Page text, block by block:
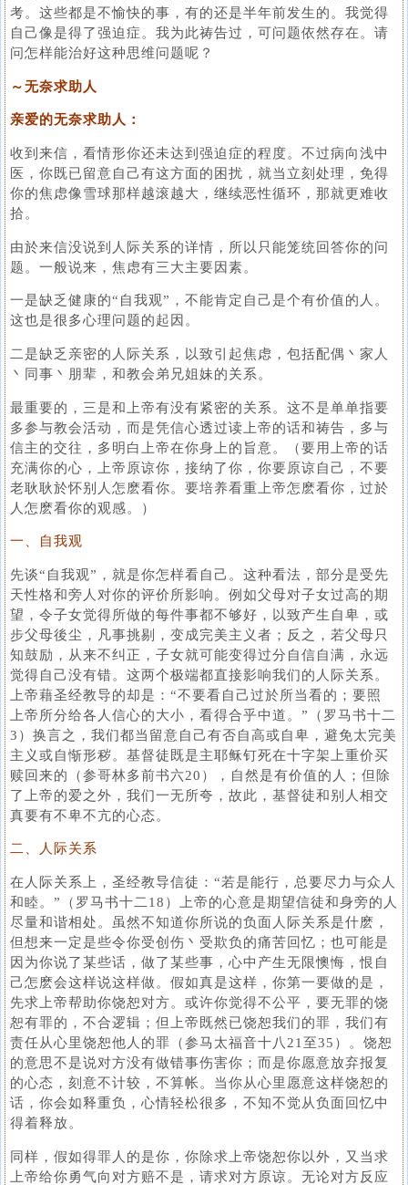
考。这些都是不愉快的事，有的还是半年前发生的。我觉得
自己像是得了强迫症。我为此祷告过，可问题依然存在。请
问怎样能治好这种思维问题呢？
～无奈求助人
亲爱的无奈求助人：
收到来信，看情形你还未达到强迫症的程度。不过病向浅中
医，你既已留意自己有这方面的困扰，就当立刻处理，免得
你的焦虑像雪球那样越滚越大，继续恶性循环，那就更难收
拾。
由於来信没说到人际关系的详情，所以只能笼统回答你的问
题。一般说来，焦虑有三大主要因素。
一是缺乏健康的“自我观”，不能肯定自己是个有价值的人。
这也是很多心理问题的起因。
二是缺乏亲密的人际关系，以致引起焦虑，包括配偶丶家人
丶同事丶朋辈，和教会弟兄姐妹的关系。
最重要的，三是和上帝有没有紧密的关系。这不是单单指要
多参与教会活动，而是凭信心透过读上帝的话和祷告，多与
信主的交往，多明白上帝在你身上的旨意。（要用上帝的话
充满你的心，上帝原谅你，接纳了你，你要原谅自己，不要
老耿耿於怀别人怎麽看你。要培养看重上帝怎麽看你，过於
人怎麽看你的观感。）
一、自我观
先谈“自我观”，就是你怎样看自己。这种看法，部分是受先
天性格和旁人对你的评价所影响。例如父母对子女过高的期
望，令子女觉得所做的每件事都不够好，以致产生自卑，或
步父母後尘，凡事挑剔，变成完美主义者；反之，若父母只
知鼓励，从来不纠正，子女就可能变得过分自信自满，永远
觉得自己没有错。这两个极端都直接影响我们的人际关系。
上帝藉圣经教导的却是：“不要看自己过於所当看的；要照
上帝所分给各人信心的大小，看得合乎中道。”（罗马书十二
3）换言之，我们都当留意自己有否自高或自卑，避免太完美
主义或自惭形秽。基督徒既是主耶稣钉死在十字架上重价买
赎回来的（参哥林多前书六20），自然是有价值的人；但除
了上帝的爱之外，我们一无所夸，故此，基督徒和别人相交
真要有不卑不亢的心态。
二、人际关系
在人际关系上，圣经教导信徒：“若是能行，总要尽力与众人
和睦。”（罗马书十二18）上帝的心意是期望信徒和身旁的人
尽量和谐相处。虽然不知道你所说的负面人际关系是什麽，
但想来一定是些令你受创伤丶受欺负的痛苦回忆；也可能是
因为你说了某些话，做了某些事，心中产生无限懊悔，恨自
己怎麽会这样说这样做。假如真是这样，你第一要做的是，
先求上帝帮助你饶恕对方。或许你觉得不公平，要无罪的饶
恕有罪的，不合逻辑；但上帝既然已饶恕我们的罪，我们有
责任从心里饶恕他人的罪（参马太福音十八21至35）。饶恕
的意思不是说对方没有做错事伤害你；而是你愿意放弃报复
的心态，刻意不计较，不算帐。当你从心里愿意这样饶恕的
话，你会如释重负，心情轻松很多，不知不觉从负面回忆中
得着释放。
同样，假如得罪人的是你，你除求上帝饶恕你以外，又当求
上帝给你勇气向对方赔不是，请求对方原谅。无论对方反应